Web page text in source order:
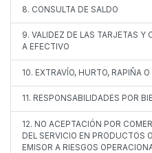
8. CONSULTA DE SALDO
9. VALIDEZ DE LAS TARJETAS Y
A EFECTIVO
10. EXTRAVÍO, HURTO, RAPIÑA
11. RESPONSABILIDADES POR
12. NO ACEPTACIÓN POR
DEL SERVICIO EN PRODUCTOS
EMISOR A RIESGOS